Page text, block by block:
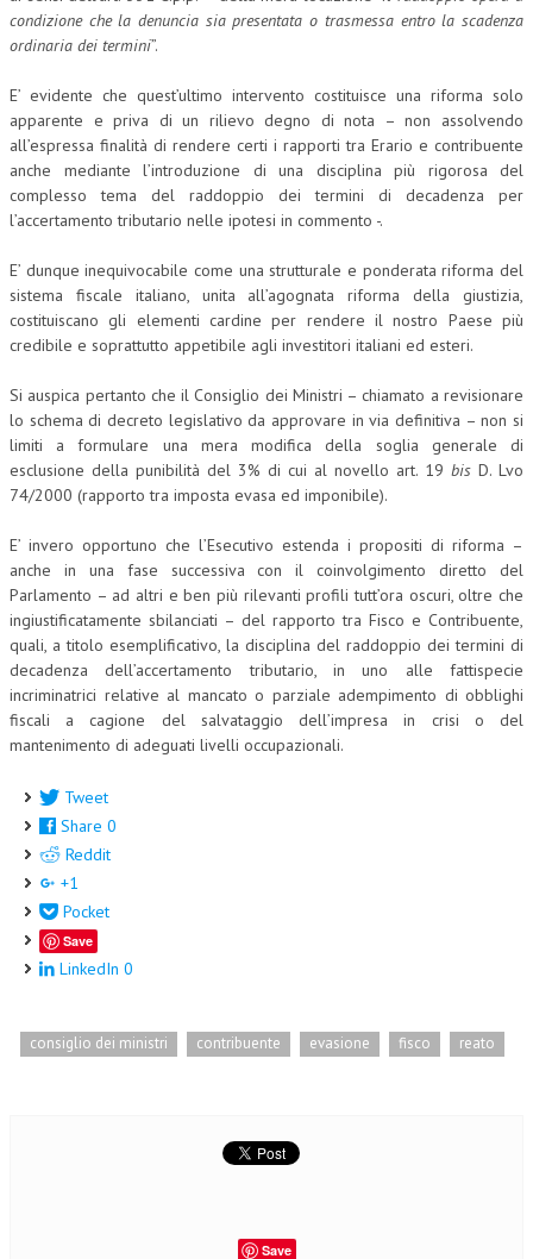
condizione che la denuncia sia presentata o trasmessa entro la scadenza
ordinaria dei termini”.
E’ evidente che quest’ultimo intervento costituisce una riforma solo
apparente e priva di un rilievo degno di nota – non assolvendo
all’espressa finalità di rendere certi i rapporti tra Erario e contribuente
anche mediante l’introduzione di una disciplina più rigorosa del
complesso tema del raddoppio dei termini di decadenza per
l’accertamento tributario nelle ipotesi in commento -.
E’ dunque inequivocabile come una strutturale e ponderata riforma del
sistema fiscale italiano, unita all’agognata riforma della giustizia,
costituiscano gli elementi cardine per rendere il nostro Paese più
credibile e soprattutto appetibile agli investitori italiani ed esteri.
Si auspica pertanto che il Consiglio dei Ministri – chiamato a revisionare
lo schema di decreto legislativo da approvare in via definitiva – non si
limiti a formulare una mera modifica della soglia generale di
esclusione della punibilità del 3% di cui al novello art. 19 bis D. Lvo
74/2000 (rapporto tra imposta evasa ed imponibile).
E’ invero opportuno che l’Esecutivo estenda i propositi di riforma –
anche in una fase successiva con il coinvolgimento diretto del
Parlamento – ad altri e ben più rilevanti profili tutt’ora oscuri, oltre che
ingiustificatamente sbilanciati – del rapporto tra Fisco e Contribuente,
quali, a titolo esemplificativo, la disciplina del raddoppio dei termini di
decadenza dell’accertamento tributario, in uno alle fattispecie
incriminatrici relative al mancato o parziale adempimento di obblighi
fiscali a cagione del salvataggio dell’impresa in crisi o del
mantenimento di adeguati livelli occupazionali.
Tweet
Share 0
Reddit
+1
Pocket
Save
LinkedIn 0
consiglio dei ministri contribuente evasione fisco reato
Save